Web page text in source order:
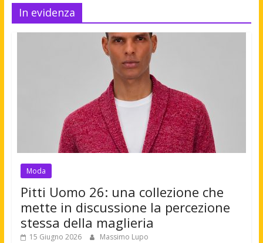
In evidenza
Moda
Pitti Uomo 26: una collezione che
mette in discussione la percezione
stessa della maglieria
15 Giugno 2026 Massimo Lupo